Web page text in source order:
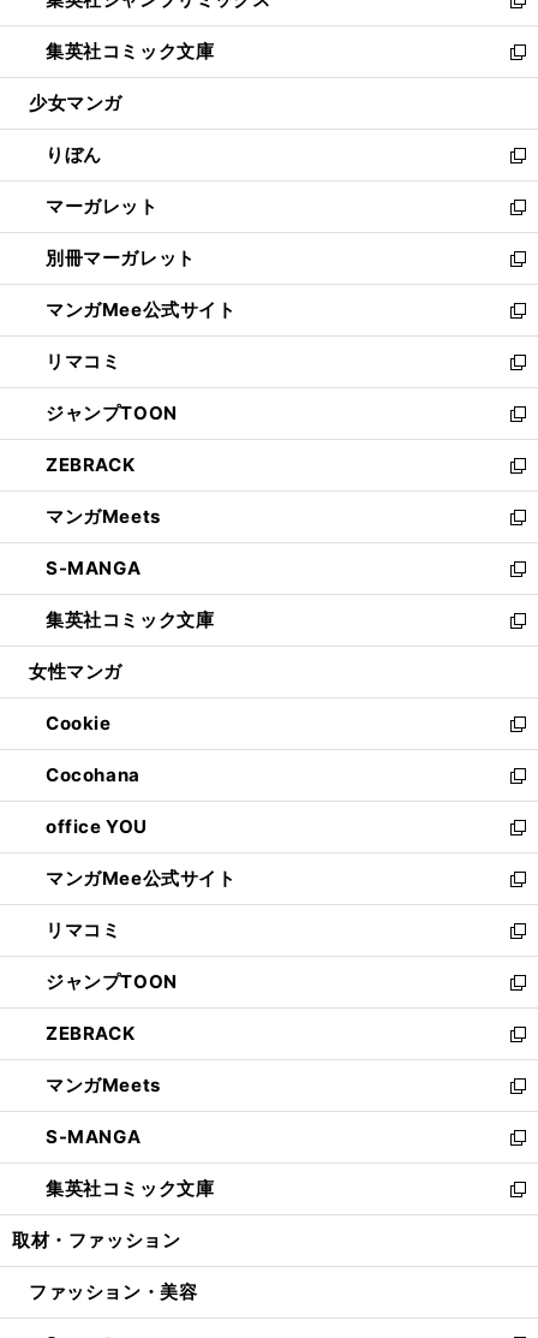
開
く
ウ
で
開
ン
ド
ウ
開
く
ウ
ィ
ン
ウ
で
開
く
新
し
い
ウ
ン
ド
ウ
で
開
く
集英社コミック文庫
新
し
ウ
ィ
ン
ド
ウ
で
開
く
少女マンガ
りぼん
新
し
い
ウ
ィ
ン
ド
ウ
で
開
く
マーガレット
新
し
い
ウ
ィ
ン
ド
ウ
で
開
く
別冊マーガレット
新
し
い
ウ
ィ
ン
ド
ウ
で
開
く
マンガMee公式サイト
新
し
い
ウ
ィ
ン
ド
ウ
で
開
く
リマコミ
新
し
い
ウ
ィ
ン
ド
ウ
で
開
く
ジャンプTOON
新
し
い
ウ
ィ
ン
ド
ウ
で
開
ZEBRACK
新
し
い
ウ
ィ
ン
ド
ウ
開
く
マンガMeets
新
し
い
ウ
ィ
ン
ウ
で
開
く
S-MANGA
新
し
い
ウ
ン
ド
ウ
で
開
く
集英社コミック文庫
新
し
ウ
ィ
ン
ド
ウ
で
開
く
女性マンガ
Cookie
新
し
い
ウ
ィ
ン
ド
ウ
で
開
く
Cocohana
新
し
い
ウ
ィ
ン
ド
ウ
で
開
く
office YOU
新
し
い
ウ
ィ
ン
ド
ウ
で
開
く
マンガMee公式サイト
新
し
い
ウ
ィ
ン
ド
ウ
で
開
く
リマコミ
新
し
い
ウ
ィ
ン
ド
ウ
で
開
く
ジャンプTOON
新
し
い
ウ
ィ
ン
ド
ウ
で
開
ZEBRACK
新
し
い
ウ
ィ
ン
ド
ウ
開
マンガMeets
新
し
い
ウ
ィ
ン
ウ
開
S-MANGA
新
し
い
ウ
ン
ウ
集英社コミック文庫
新
し
ウ
ン
取材・ファッション
ファッション・美容